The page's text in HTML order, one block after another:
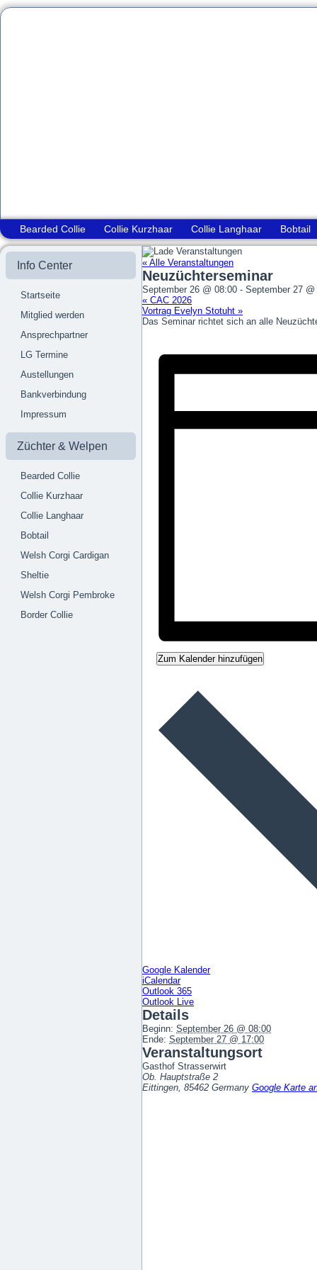
Bearded Collie Collie Kurzhaar Collie Langhaar Bobtail
Info Center
Startseite
Mitglied werden
Ansprechpartner
LG Termine
Austellungen
Bankverbindung
Impressum
Züchter & Welpen
Bearded Collie
Collie Kurzhaar
Collie Langhaar
Bobtail
Welsh Corgi Cardigan
Sheltie
Welsh Corgi Pembroke
Border Collie
« Alle Veranstaltungen
Neuzüchterseminar
September 26 @ 08:00 - September 27 @
« CAC 2026
Vortrag Evelyn Stotuht »
Das Seminar richtet sich an alle
Zum Kalender hinzufügen
Google Kalender
iCalendar
Outlook 365
Outlook Live
Details
Beginn: September 26 @ 08:00
Ende: September 27 @ 17:00
Veranstaltungsort
Gasthof Strasserwirt
Ob. Hauptstraße 2
Eittingen 85462 Germany Google Karte